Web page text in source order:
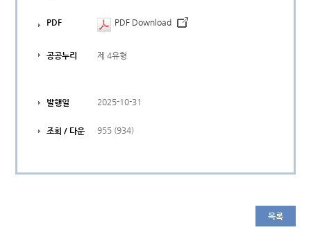
PDF PDF Download
공공누리 제 4유형
발행일 2025-10-31
조회 / 다운 955 (934)
목록